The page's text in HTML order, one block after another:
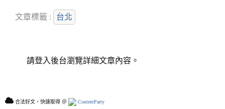
文章標籤 : 台北
請登入後台瀏覽詳細文章內容。
合法好文，快速取得 ＠ ContentParty